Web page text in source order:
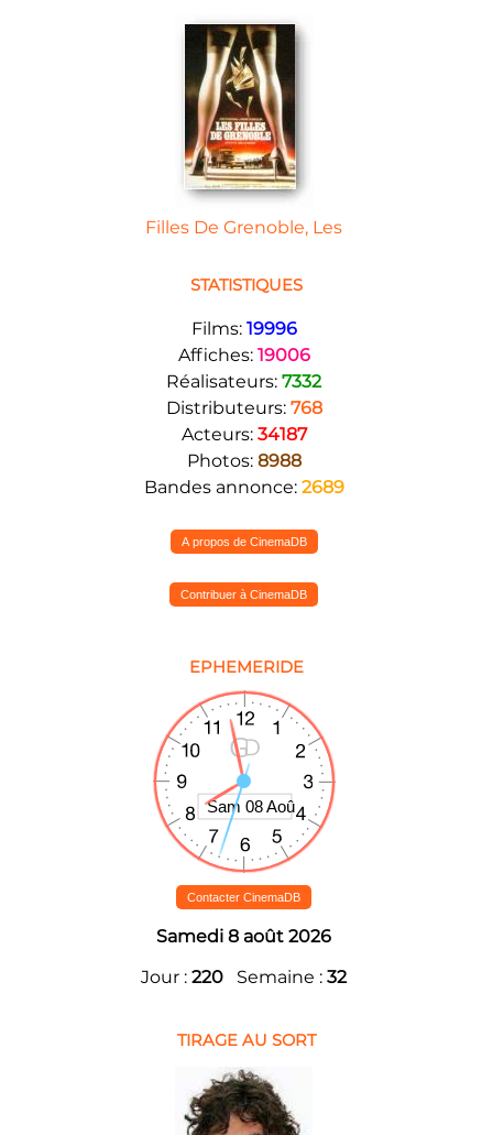
Filles De Grenoble, Les
STATISTIQUES
Films: 19996
Affiches: 19006
Réalisateurs: 7332
Distributeurs: 768
Acteurs: 34187
Photos: 8988
Bandes annonce: 2689
A propos de CinemaDB
Contribuer à CinemaDB
EPHEMERIDE
Contacter CinemaDB
Samedi 8 août 2026
Jour : 220 Semaine : 32
TIRAGE AU SORT